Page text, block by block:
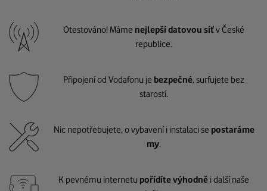
Otestováno! Máme nejlepší datovou síťv České
republice.
Připojení od Vodafonu je bezpečné, surfujete bez
starostí.
Nic nepotřebujete, o vybavení i instalaci se postaráme
my.
K pevnému internetu pořídíte výhodně i další naše